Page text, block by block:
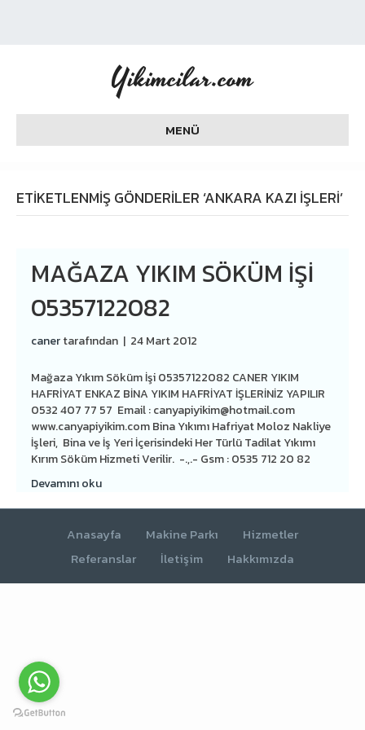
Yikimcilar.com
MENÜ
ETIKETLENMIŞ GÖNDERILER ‘ANKARA KAZI IŞLERI’
MAĞAZA YIKIM SÖKÜM İŞI
05357122082
canertarafından | 24 Mart 2012
Mağaza Yıkım Söküm İşi 05357122082 CANER YIKIM
HAFRİYAT ENKAZ BİNA YIKIM HAFRİYAT İŞLERİNİZ YAPILIR
0532 407 77 57 Email :canyapiyikim@hotmail.com
www.canyapiyikim.com Bina Yıkımı Hafriyat Moloz Nakliye
İşleri, Bina ve İş Yeri İçerisindeki Her Türlü Tadilat Yıkımı
Kırım Söküm Hizmeti Verilir. -.,.- Gsm : 0535 712 20 82
Devamını oku
Anasayfa Makine Parkı
Hizmetler
Referanslar
İletişim Hakkımızda